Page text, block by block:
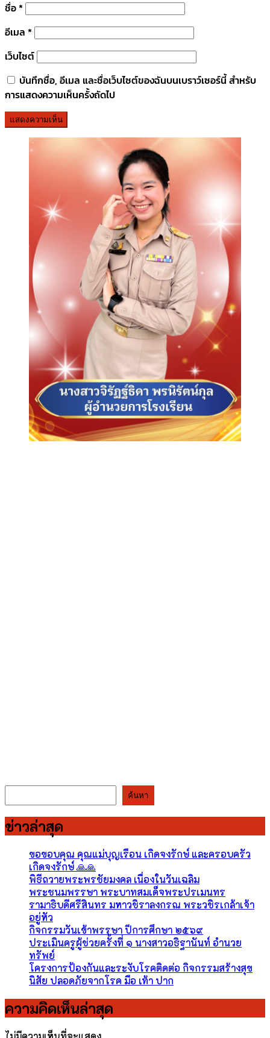
ชื่อ*
อีเมล *
เว็บไซต์
บันทึกชื่อ, อีเมล และชื่อเว็บไซต์ของฉันบนเบราว์เซอร์นี้ สำหรับ
การแสดงความเห็นครั้งถัดไป
ค้นหา
ข่าวล่าสุด
ขอขอบคุณ คุณแม่บุญเรือน เกิดจงรักษ์ และครอบครัว
เกิดจงรักษ์ 🙏🙏
พิธีถวายพระพรชัยมงคล เนื่องในวันเฉลิม
พระชนมพรรษา พระบาทสมเด็จพระปรเมนทร
รามาธิบดีศรีสินทร มหาวชิราลงกรณ พระวชิรเกล้าเจ้า
อยู่หัว
กิจกรรมวันเข้าพรรษา ปีการศึกษา ๒๕๖๙
ประเมินครูผู้ช่วยครั้งที่ ๑ นางสาวอธิฐานันท์ อำนวย
ทรัพย์
โครงการป้องกันและระงับโรคติดต่อ กิจกรรมสร้างสุข
นิสัย ปลอดภัยจากโรค มือ เท้า ปาก
ความคิดเห็นล่าสุด